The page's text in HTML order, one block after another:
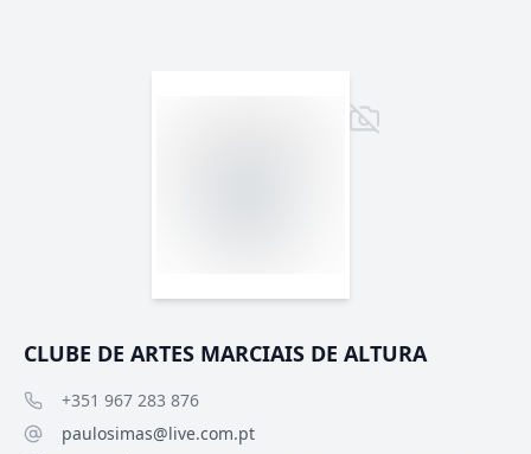
CLUBE DE ARTES MARCIAIS DE ALTURA
+351 967 283 876
paulosimas@live.com.pt